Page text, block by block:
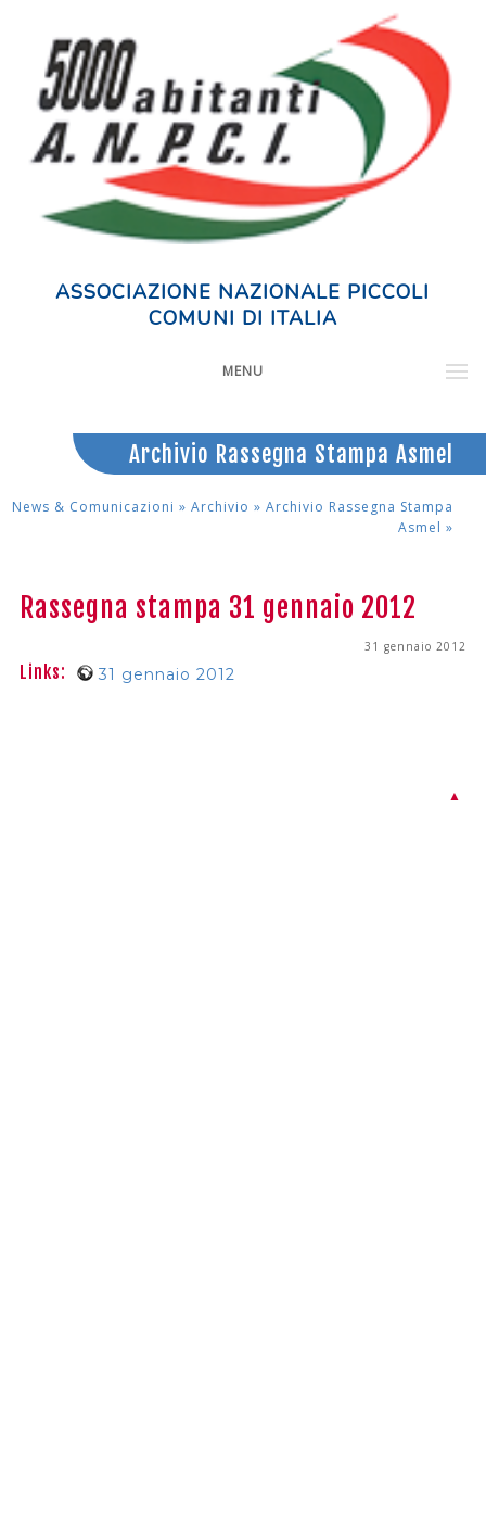
ASSOCIAZIONE NAZIONALE PICCOLI
COMUNI DI ITALIA
MENU
Archivio Rassegna Stampa Asmel
News & Comunicazioni » Archivio » Archivio Rassegna Stampa
Asmel »
Rassegna stampa 31 gennaio 2012
31 gennaio 2012
Links: 31 gennaio 2012
▲